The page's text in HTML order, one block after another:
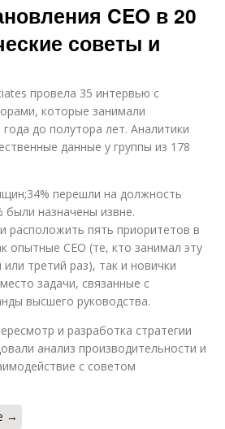
CEO в 20
советы и
провела 35 интервью с
которые занимали
до полутора лет. Аналитики
данные у группы из 178
перешли на должность
были назначены извне.
расположить пять приоритетов в
опытные CEO (те, кто занимал эту
третий раз), так и новички
задачи, связанные с
высшего руководства.
и разработка стратегии
анализ производительности и
с советом
→